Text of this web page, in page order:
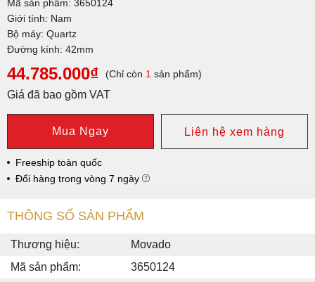
Mã sản phẩm: 3650124
Giới tính: Nam
Bộ máy: Quartz
Đường kính: 42mm
44.785.000₫ (Chỉ còn 1 sản phẩm)
Giá đã bao gồm VAT
Mua Ngay Liên hệ xem hàng
Freeship toàn quốc
Đổi hàng trong vòng 7 ngày
THÔNG SỐ SẢN PHẨM
Thương hiệu:
Movado
Mã sản phẩm:
3650124